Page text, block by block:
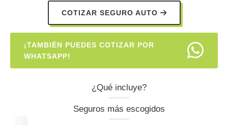
COTIZAR SEGURO AUTO
¡TAMBIÉN PUEDES COTIZAR POR
WHATSAPP!
¿Qué incluye?
Seguros más escogidos